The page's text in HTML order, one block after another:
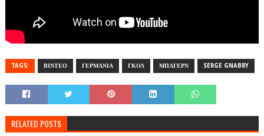
TAGS: ΒΙΝΤΕΟ ΓΕΡΜΑΝΙΑ ΓΚΟΛ ΜΠΑΓΕΡΝ SERGE GNABRY
RELATED POSTS